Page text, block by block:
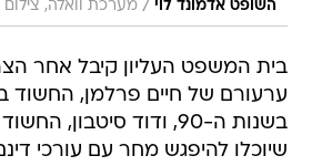
השופט אדמונד לוי / מערכת וואלה,
בית המשפט העליון קיבל אחר
ערעורם של חיים פרלמן, החשוד
בשנות ה-90, ודוד סיטבון,
שיוכלו להיפגש מחר עם עורכי